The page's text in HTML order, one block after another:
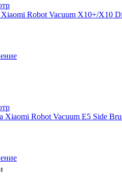
Robot Vacuum X10+/X10
Xiaomi Robot Vacuum E5 Side